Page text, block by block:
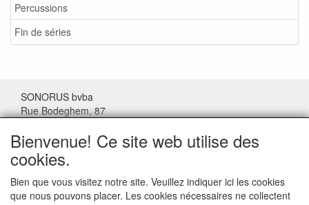
Percussions
Fin de séries
SONORUS bvba
Rue Bodeghem, 87
Belgique
Mail:sonorus@skynet.be
Bienvenue! Ce site web utilise des
cookies.
Bien que vous visitez notre site. Veuillez indiquer ici les cookies
que nous pouvons placer. Les cookies nécessaires ne collectent